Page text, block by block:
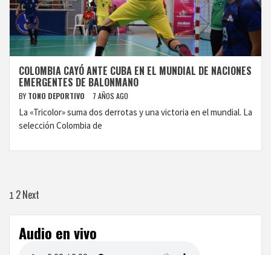
COLOMBIA CAYÓ ANTE CUBA EN EL MUNDIAL DE NACIONES
EMERGENTES DE BALONMANO
BY TONO DEPORTIVO 7 AÑOS AGO
La «Tricolor» suma dos derrotas y una victoria en el mundial. La
selección Colombia de
Paginación
de
entradas
1 2Next
Audio en vivo